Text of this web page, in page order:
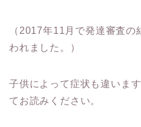
（2017年11月で発達審査の
われました。）
子供によって症状も違います
て お読みください。